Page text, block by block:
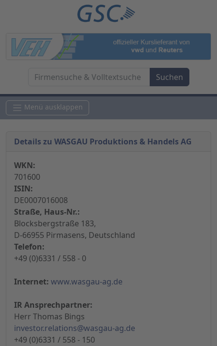
Menü ausklappen
Details zu WASGAU Produktions & Handels AG
WKN:
701600
ISIN:
DE0007016008
Straße, Haus-Nr.:
Blocksbergstraße 183,
D-66955 Pirmasens, Deutschland
Telefon:
+49 (0)6331 / 558 - 0
Internet: www.wasgau-ag.de
IR Ansprechpartner:
Herr Thomas Bings
investor.relations@wasgau-ag.de
+49 (0)6331 / 558 - 150